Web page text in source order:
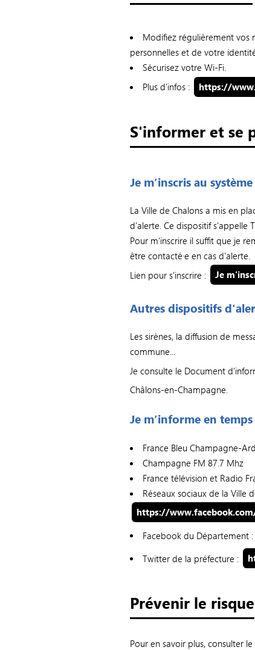
Modifiez régulièrement vos
personnelles et de votre
Sécurisez votre Wi-Fi.
Plus d’infos :
https://
S'informer et se
Je m’inscris au
La Ville de Chalons a mis en
d’alerte. Ce dispositif s'appelle
Pour m'inscrire il suffit que je
être contacté·e en cas d'alerte.
Lien pour s'inscrire :
Je
Autres dispositifs
Les sirènes, la diffusion de
commune...
Je consulte le Document
Châlons-en-Champagne.
Je m’informe en
France Bleu Champagne-
Champagne FM 87.7 Mhz
France télévision et Radio
Réseaux sociaux de la Ville
https://
Facebook du Département :
Twitter de la préfecture :
Prévenir le risque
Pour en savoir plus, consulter le